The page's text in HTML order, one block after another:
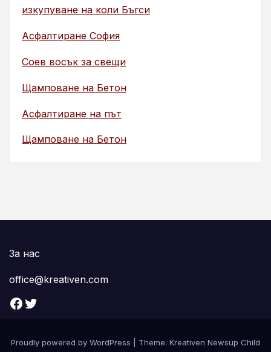
изкупуване на коли Бъгси
Асфалтиране София
Соев восък за свещи
Щамповане на Бетон
Асфалтиране на път
Щамповане на Бетон
За нас
office@kreativen.com
Facebook Twitter
Proudly powered by WordPress Theme: Kreativen Newsup Child